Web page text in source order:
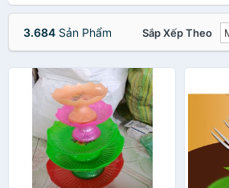
3.684 Sản Phẩm Sắp Xếp Theo